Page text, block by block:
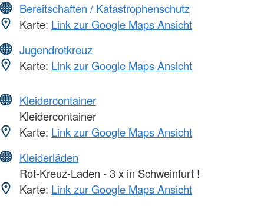
Bereitschaften / Katastrophenschutz
Karte: Link zur Google Maps Ansicht
Jugendrotkreuz
Karte: Link zur Google Maps Ansicht
Kleidercontainer
Kleidercontainer
Karte: Link zur Google Maps Ansicht
Kleiderläden
Rot-Kreuz-Laden - 3 x in Schweinfurt !
Karte: Link zur Google Maps Ansicht